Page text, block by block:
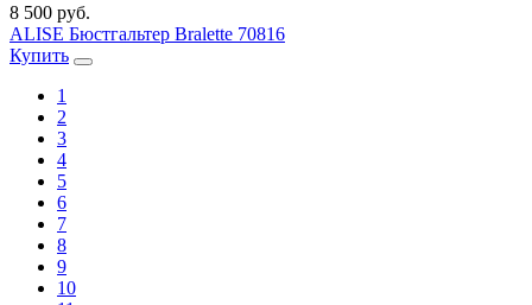
8 500 руб.
ALISE Бюстгальтер Bralette 70816
Купить
1
2
3
4
5
6
7
8
9
10